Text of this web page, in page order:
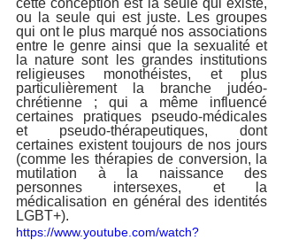
ou la seule qui est juste. Les groupes
qui ont le plus marqué nos associations
entre le genre ainsi que la sexualité et
la nature sont les grandes institutions
religieuses monothéistes, et plus
particulièrement la branche judéo-
chrétienne ; qui a même influencé
certaines pratiques pseudo-médicales
et pseudo-thérapeutiques, dont
certaines existent toujours de nos jours
(comme les thérapies de conversion, la
mutilation à la naissance des
personnes intersexes, et la
médicalisation en général des identités
LGBT+).
https://www.youtube.com/watch?